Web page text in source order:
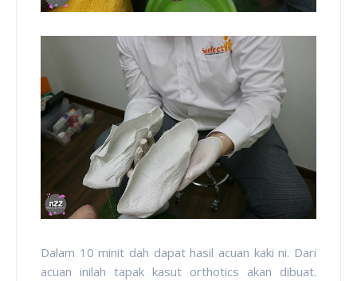
Dalam 10 minit dah dapat hasil acuan kaki ni. Dari
acuan inilah tapak kasut orthotics akan dibuat.